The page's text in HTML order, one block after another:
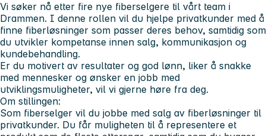
Vi søker nå etter fire nye fiberselgere til vårt team i
Drammen. I denne rollen vil du hjelpe privatkunder med å
finne fiberløsninger som passer deres behov, samtidig som
du utvikler kompetanse innen salg, kommunikasjon og
kundebehandling.
Er du motivert av resultater og god lønn, liker å snakke
med mennesker og ønsker en jobb med
utviklingsmuligheter, vil vi gjerne høre fra deg.
Om stillingen:
Som fiberselger vil du jobbe med salg av fiberløsninger til
privatkunder. Du får muligheten til å representere et